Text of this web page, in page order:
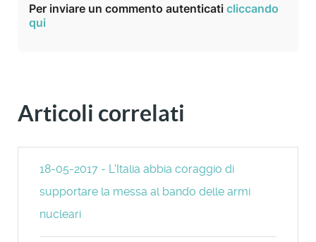
Per inviare un commento autenticati cliccando
qui
Articoli correlati
18-05-2017 - L'Italia abbia coraggio di
supportare la messa al bando delle armi
nucleari